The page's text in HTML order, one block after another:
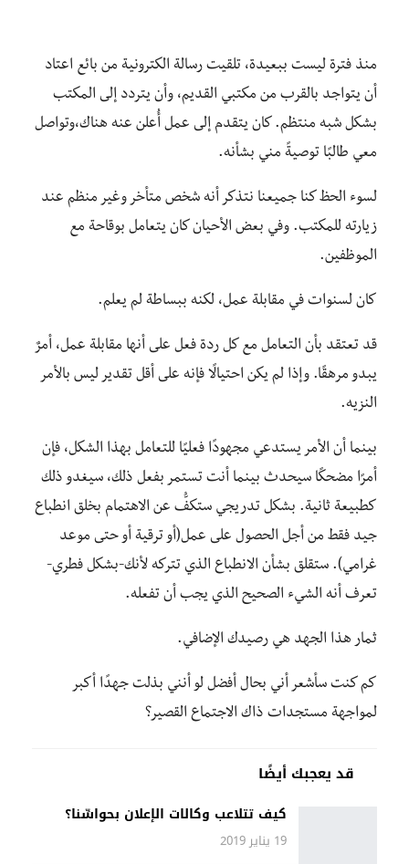
منذ فترة ليست ببعيدة، تلقيت رسالة الكترونية من بائع اعتاد
أن يتواجد بالقرب من مكتبي القديم، وأن يتردد إلى المكتب
بشكل شبه منتظم. كان يتقدم إلى عمل أُعلن عنه هناك،وتواصل
معي طالبًا توصيةً مني بشأنه.
لسوء الحظ كنا جميعنا نتذكر أنه شخص متأخر وغير منظم عند
زيارته للمكتب. وفي بعض الأحيان كان يتعامل بوقاحة مع
الموظفين.
كان لسنوات في مقابلة عمل، لكنه ببساطة لم يعلم.
قد تعتقد بأن التعامل مع كل ردة فعل على أنها مقابلة عمل، أمرٌ
يبدو مرهقًا. وإذا لم يكن احتيالًا فإنه على أقل تقدير ليس بالأمر
النزيه.
بينما أن الأمر يستدعي مجهودًا فعليًا للتعامل بهذا الشكل، فإن
أمرًا مضحكًا سيحدث بينما أنت تستمر بفعل ذلك، سيغدو ذلك
كطبيعة ثانية. بشكل تدريجي ستكفُّ عن الاهتمام بخلق انطباع
جيد فقط من أجل الحصول على عمل(أو ترقية أو حتى موعد
غرامي). ستقلق بشأن الانطباع الذي تتركه لأنك-بشكل فطري-
تعرف أنه الشيء الصحيح الذي يجب أن تفعله.
ثمار هذا الجهد هي رصيدك الإضافي.
كم كنت سأشعر أني بحال أفضل لو أنني بذلت جهدًا أكبر
لمواجهة مستجدات ذاك الاجتماع القصير؟
قد يعجبك أيضًا
كيف تتلاعب وكالات الإعلان بحواسِّنا؟
19 يناير 2019